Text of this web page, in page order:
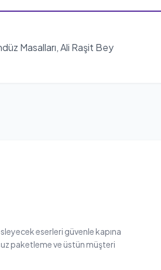
Masalları, Ali Raşit Bey
eserleri güvenle kapına
paketleme ve üstün müşteri